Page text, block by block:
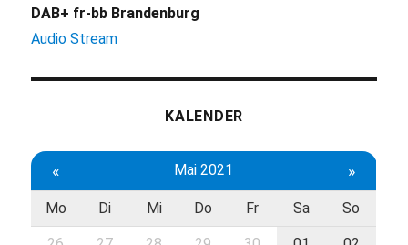
DAB+ fr-bb Brandenburg
Audio Stream
KALENDER
« Mai 2021 »
Mo Di Mi Do Fr Sa So